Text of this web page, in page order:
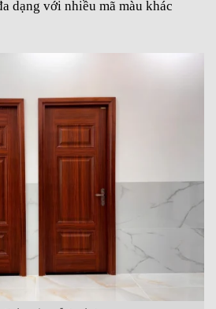
dạng với nhiều mã màu khác